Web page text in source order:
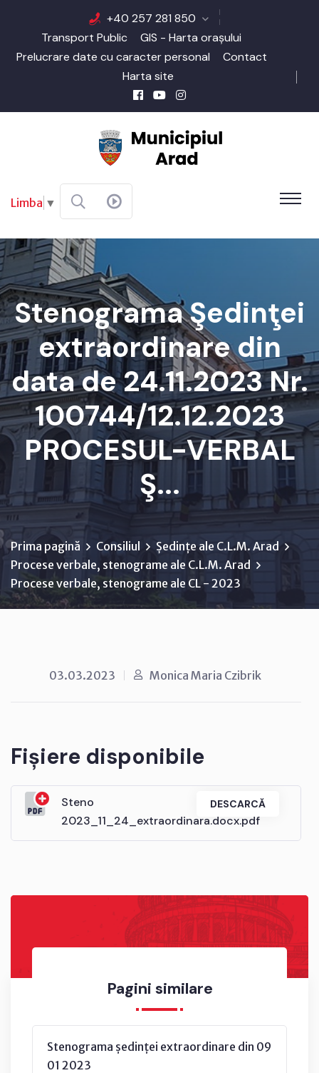
+40 257 281 850
Transport Public
GIS - Harta orașului
Prelucrare date cu caracter personal
Contact
Harta site
Limba ▼
Stenograma Şedinţei
extraordinare din
data de 24.11.2023 Nr.
100744/12.12.2023
PROCESUL-VERBAL
Ş...
Prima pagină Consiliul
Ședințe ale C.L.M. Arad
Procese verbale, stenograme ale C.L.M. Arad
Procese verbale, stenograme ale CL - 2023
Pagini similare
Stenograma ședinței extraordinare din 09
01 2023
03.03.2023 Monica Maria Czibrik
Fișiere disponibile
Steno
2023_11_24_extraordinara.docx.pdf
DESCARCĂ